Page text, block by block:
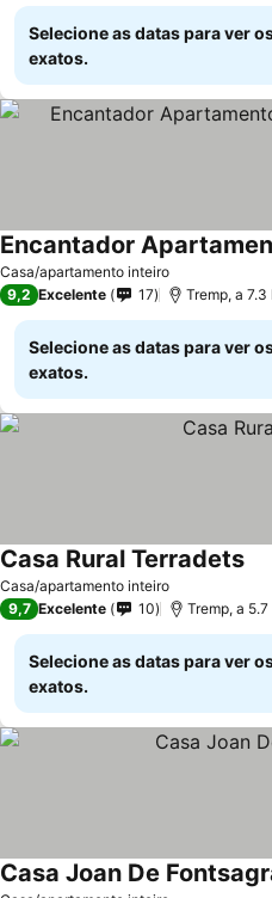
Selecione as datas para ver
exatos.
Casa/apartamento inteiro
9,2 Excelente 17 Tremp, a
Selecione as datas para ver
exatos.
Casa/apartamento inteiro
Casa Rural Terradets
9,7 Excelente 10 Tremp, a
Selecione as datas para ver
exatos.
Casa Joan De